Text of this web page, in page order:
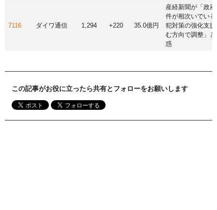
7116 ダイワ通信 1,294 +220 35.0億円
産経新聞が「政
件が相次いでい
犯対策の強化支
む方向で調整」
惑
この記事がお役に立ったら共有とフォローをお願いします